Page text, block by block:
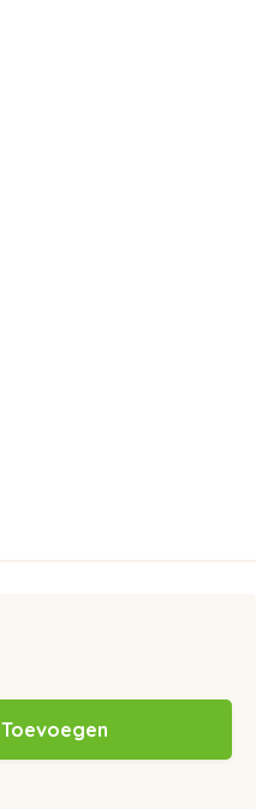
Toevoegen